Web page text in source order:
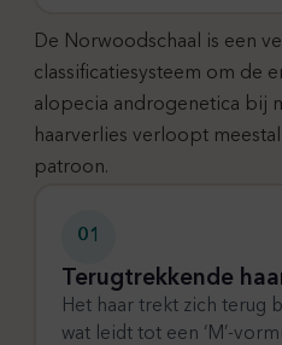
De Norwoodschaal is een
classificatiesysteem om de
alopecia androgenetica bij
haarverlies verloopt
patroon.
01
Terugtrekkende
Het haar trekt zich terug
wat leidt tot een ‘M’-